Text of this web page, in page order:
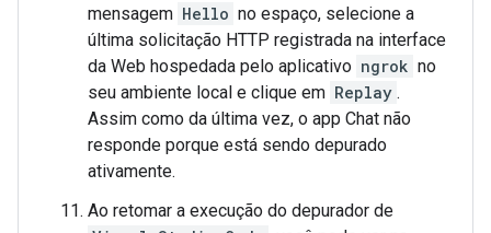
mensagem Hello no espaço, selecione a
última solicitação HTTP registrada na interface
da Web hospedada pelo aplicativo ngrok no
seu ambiente local e clique em Replay .
Assim como da última vez, o app Chat não
responde porque está sendo depurado
ativamente.
Ao retomar a execução do depurador de